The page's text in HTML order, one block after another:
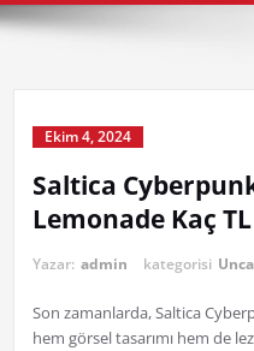
Ekim 4, 2024
Saltica
Lemonade Kaç TL
Yazar: admin kategorisi
Son zamanlarda, Saltica
hem görsel tasarımı hem de